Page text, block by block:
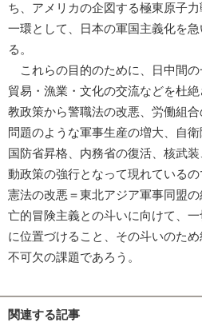
ち、アメリカの企図する極東原子
一環として、日本の軍国主義化を
る。
これらの目的のために、日中間の
貿易・漁業・文化の交流などを杜
教政策から警職法の改悪、労働組
問題のような軍事生産の増大、自
国防省昇格、内務省の復活、核武
動政策の強行となって現れている
憲法の改悪＝東北アジア軍事同盟
亡的冒険主義との斗いに向けて、
に位置づけること、その斗いのた
不可欠の課題であろう。
関連する記事